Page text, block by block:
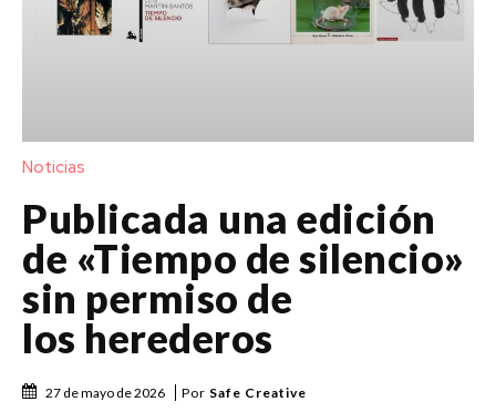
Noticias
Publicada una edición
de «Tiempo de silencio»
sin permiso de
los herederos
27 de mayo de 2026 Por Safe Creative